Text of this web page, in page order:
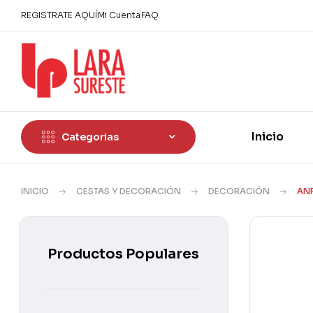
REGISTRATE AQUÍ Mi Cuenta FAQ
Categorias Inicio
INICIO CESTAS Y DECORACIÓN DECORACIÓN
Productos Populares